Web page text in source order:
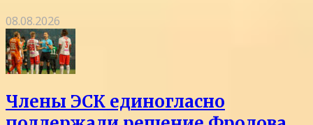
08.08.2026
Члены ЭСК единогласно